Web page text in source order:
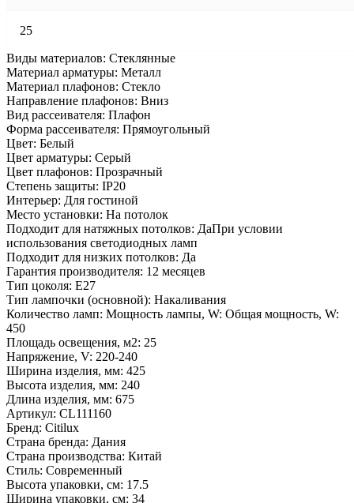
25
Виды материалов: Стеклянные
Материал арматуры: Металл
Материал плафонов: Стекло
Направление плафонов: Вниз
Вид рассеивателя: Плафон
Форма рассеивателя: Прямоугольный
Цвет: Белый
Цвет арматуры: Серый
Цвет плафонов: Прозрачный
Степень защиты: IP20
Интерьер: Для гостиной
Место установки: На потолок
Подходит для натяжных потолков: ДаПри условии
использования светодиодных ламп
Подходит для низких потолков: Да
Гарантия производителя: 12 месяцев
Тип цоколя: E27
Тип лампочки (основной): Накаливания
Количество ламп: Мощность лампы, W: Общая мощность, W:
450
Площадь освещения, м2: 25
Напряжение, V: 220-240
Ширина изделия, мм: 425
Высота изделия, мм: 240
Длина изделия, мм: 675
Артикул: CL111160
Бренд: Citilux
Страна бренда: Дания
Страна производства: Китай
Стиль: Современный
Высота упаковки, см: 17.5
Ширина упаковки, см: 34